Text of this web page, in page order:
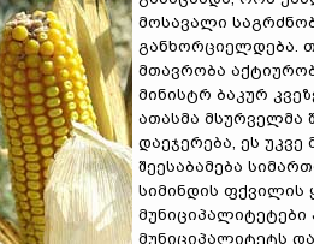
მოსავალი
განხორციელდება.
მთავრობა
მინისტრ ბაკურ
ათასმა მსურველმა
დაეჯერება, ეს
შეესაბამება
სიმინდის ფქვილის
მუნიციპალიტეტს